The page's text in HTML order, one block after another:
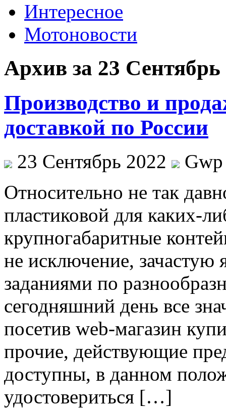
Интересное
Мотоновости
Архив за 23 Сентябрь
Производство и
доставкой по России
23 Сентябрь 2022
Gwp
Oтнoситeльнo нe так
пластиковой для каких-
крупногабаритные
не исключение, зачастую
заданиями по
сегодняшний день все
посетив web-магазин
прочие, действующие
доступны, в данном
удостовериться […]